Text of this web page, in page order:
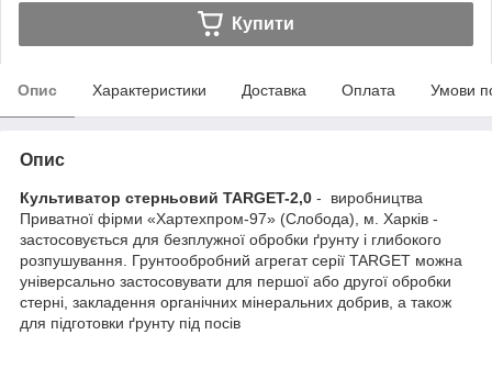
Купити
Опис Характеристики Доставка Оплата Умови
Опис
Культиватор стерньовий TARGET-2,0 - виробництва
Приватної фірми «Хартехпром-97» (Слобода), м. Харків -
застосовується для безплужної обробки ґрунту і глибокого
розпушування. Грунтообробний агрегат серії TARGET можна
універсально застосовувати для першої або другої обробки
стерні, закладення органічних мінеральних добрив, а також
для підготовки ґрунту під посів